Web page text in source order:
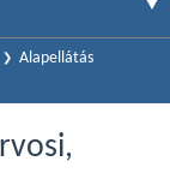
Alapellátás